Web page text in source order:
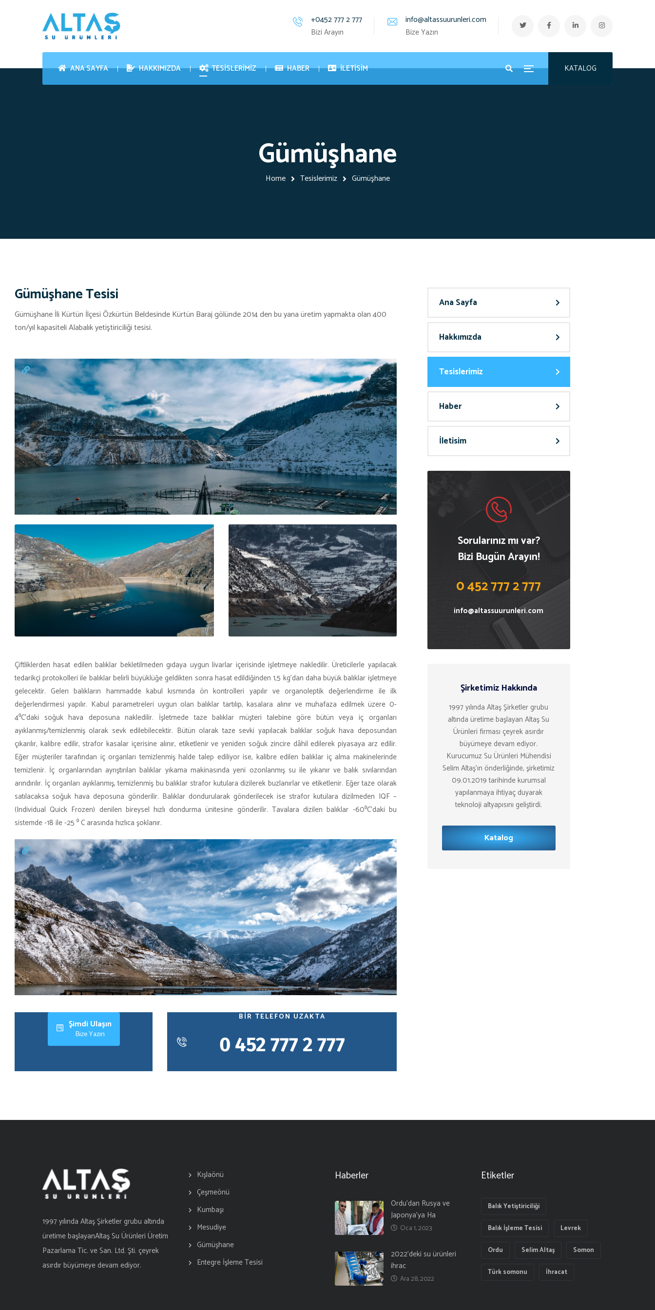
+0452 777 2 777
Bizi Arayın
info@altassuurunleri.com
Bize Yazın
KATALOG
ANA SAYFA HAKKIMIZDA TESISLERIMIZ HABER İLETISIM
Gümüşhane
Home Tesislerimiz Gümüşhane
Gümüşhane Tesisi
Gümüşhane İli Kürtün İlçesi Özkürtün Beldesinde Kürtün Baraj gölünde 2014 den bu yana üretim yapmakta olan 400
ton/yıl kapasiteli Alabalık yetiştiriciliği tesisi.
Çiftliklerden hasat edilen balıklar bekletilmeden gıdaya uygun livarlar içerisinde işletmeye nakledilir. Üreticilerle yapılacak
tedarikçi protokolleri ile balıklar belirli büyüklüğe geldikten sonra hasat edildiğinden 1,5 kg’dan daha büyük balıklar işletmeye
gelecektir. Gelen balıkların hammadde kabul kısmında ön kontrolleri yapılır ve organoleptik değerlendirme ile ilk
değerlendirmesi yapılır. Kabul parametreleri uygun olan balıklar tartılıp, kasalara alınır ve muhafaza edilmek üzere 0-
4⁰C’daki soğuk hava deposuna nakledilir. İşletmede taze balıklar müşteri talebine göre bütün veya iç organları
ayıklanmış/temizlenmiş olarak sevk edilebilecektir. Bütün olarak taze sevki yapılacak balıklar soğuk hava deposundan
çıkarılır, kalibre edilir, strafor kasalar içerisine alınır, etiketlenir ve yeniden soğuk zincire dâhil edilerek piyasaya arz edilir.
Eğer müşteriler tarafından iç organları temizlenmiş halde talep ediliyor ise, kalibre edilen balıklar iç alma makinelerinde
temizlenir. İç organlarından ayrıştırılan balıklar yıkama makinasında yeni ozonlanmış su ile yıkanır ve balık sıvılarından
arındırılır. İç organları ayıklanmış, temizlenmiş bu balıklar strafor kutulara dizilerek buzlanırlar ve etiketlenir. Eğer taze olarak
satılacaksa soğuk hava deposuna gönderilir. Balıklar dondurularak gönderilecek ise strafor kutulara dizilmeden IQF –
(Individual Quick Frozen) denilen bireysel hızlı dondurma ünitesine gönderilir. Tavalara dizilen balıklar -60⁰C’daki bu
sistemde -18 ile -25 ⁰ C arasında hızlıca şoklanır.
Şimdi Ulaşın
Bize Yazın
BIR TELEFON UZAKTA
0 452 777 2 777
Ana Sayfa
Hakkımızda
Tesislerimiz
Haber
İletisim
Sorularınız mı var?
Bizi Bugün Arayın!
0 452 777 2 777
info@altassuurunleri.com
Şirketimiz Hakkında
1997 yılında Altaş Şirketler grubu
altında üretime başlayan Altaş Su
Ürünleri firması çeyrek asırdır
büyümeye devam ediyor.
Kurucumuz Su Ürünleri Mühendisi
Selim Altaş’ın önderliğinde, şirketimiz
09.01.2019 tarihinde kurumsal
yapılanmaya ihtiyaç duyarak
teknoloji altyapısını geliştirdi.
Katalog
1997 yılında Altaş Şirketler grubu altında
üretime başlayanAltaş Su Ürünleri Üretim
Pazarlama Tic. ve San. Ltd. Şti. çeyrek
asırdır büyümeye devam ediyor.
Kışlaönü
Çeşmeönü
Kumbaşı
Mesudiye
Gümüşhane
Entegre İşleme Tesisi
Haberler
Ordu’dan Rusya ve
Japonya’ya Ha
Oca 1, 2023
2022’deki su ürünleri
ihrac
Ara 28, 2022
Etiketler
Balık Yetiştiriciliği
Balık İşleme Tesisi Levrek
Ordu Selim Altaş Somon
Türk somonu İhracat